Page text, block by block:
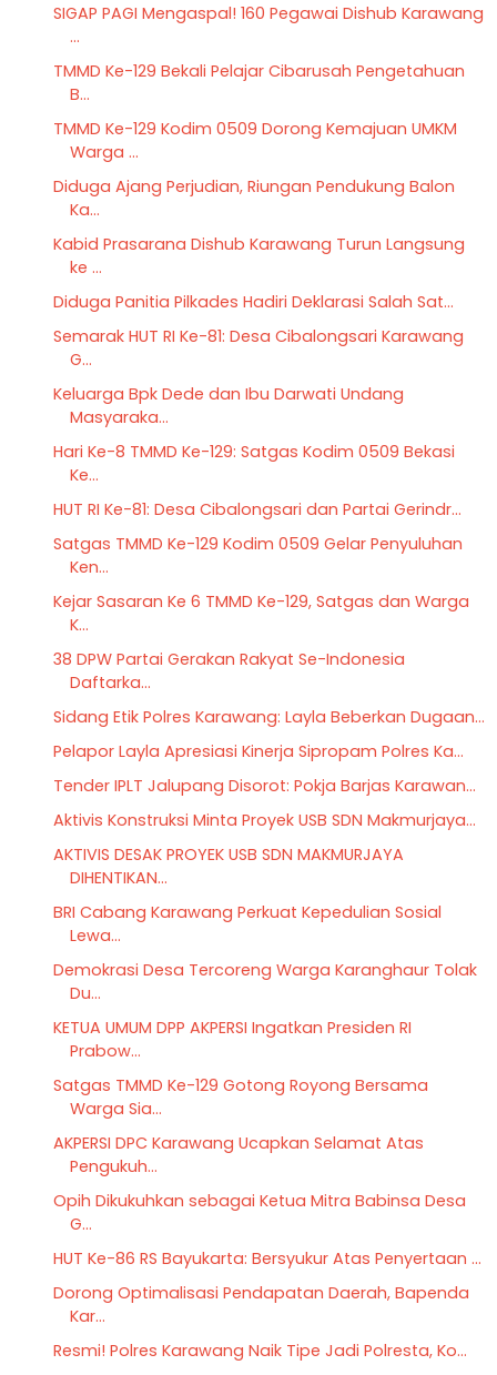
SIGAP PAGI Mengaspal! 160 Pegawai Dishub Karawang
...
TMMD Ke-129 Bekali Pelajar Cibarusah Pengetahuan
B...
TMMD Ke-129 Kodim 0509 Dorong Kemajuan UMKM
Warga ...
Diduga Ajang Perjudian, Riungan Pendukung Balon
Ka...
Kabid Prasarana Dishub Karawang Turun Langsung
ke ...
Diduga Panitia Pilkades Hadiri Deklarasi Salah Sat...
Semarak HUT RI Ke-81: Desa Cibalongsari Karawang
G...
Keluarga Bpk Dede dan Ibu Darwati Undang
Masyaraka...
Hari Ke-8 TMMD Ke-129: Satgas Kodim 0509 Bekasi
Ke...
HUT RI Ke-81: Desa Cibalongsari dan Partai Gerindr...
Satgas TMMD Ke-129 Kodim 0509 Gelar Penyuluhan
Ken...
Kejar Sasaran Ke 6 TMMD Ke-129, Satgas dan Warga
K...
38 DPW Partai Gerakan Rakyat Se-Indonesia
Daftarka...
Sidang Etik Polres Karawang: Layla Beberkan Dugaan...
Pelapor Layla Apresiasi Kinerja Sipropam Polres Ka...
Tender IPLT Jalupang Disorot: Pokja Barjas Karawan...
Aktivis Konstruksi Minta Proyek USB SDN Makmurjaya...
AKTIVIS DESAK PROYEK USB SDN MAKMURJAYA
DIHENTIKAN...
BRI Cabang Karawang Perkuat Kepedulian Sosial
Lewa...
Demokrasi Desa Tercoreng Warga Karanghaur Tolak
Du...
KETUA UMUM DPP AKPERSI Ingatkan Presiden RI
Prabow...
Satgas TMMD Ke-129 Gotong Royong Bersama
Warga Sia...
AKPERSI DPC Karawang Ucapkan Selamat Atas
Pengukuh...
Opih Dikukuhkan sebagai Ketua Mitra Babinsa Desa
G...
HUT Ke-86 RS Bayukarta: Bersyukur Atas Penyertaan ...
Dorong Optimalisasi Pendapatan Daerah, Bapenda
Kar...
Resmi! Polres Karawang Naik Tipe Jadi Polresta, Ko...